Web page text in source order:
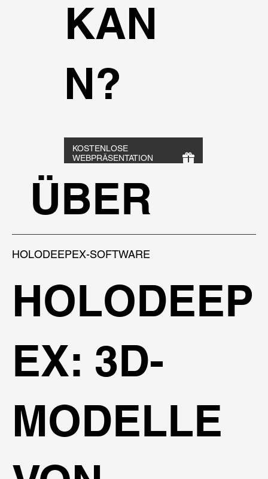
KAN
N?
KOSTENLOSE
WEBPRÄSENTATION
ÜBER
HOLODEEP
EX: 3D-
MODELLE
HOLODEEPEX-SOFTWARE